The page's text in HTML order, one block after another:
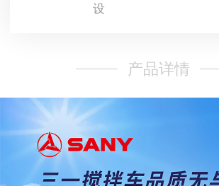
设
产品详情